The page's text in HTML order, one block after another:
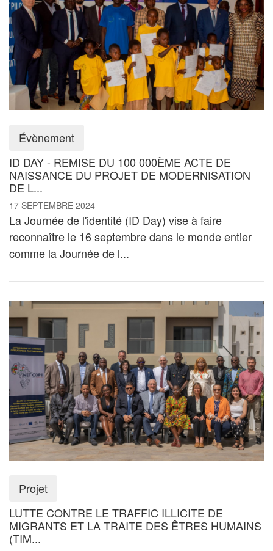
Évènement
ID DAY - REMISE DU 100 000ÈME ACTE DE
NAISSANCE DU PROJET DE MODERNISATION
DE L...
17 SEPTEMBRE 2024
La Journée de l'identité (ID Day) vise à faire
reconnaître le 16 septembre dans le monde entier
comme la Journée de l...
Projet
LUTTE CONTRE LE TRAFFIC ILLICITE DE
MIGRANTS ET LA TRAITE DES ÊTRES HUMAINS
(TIM...